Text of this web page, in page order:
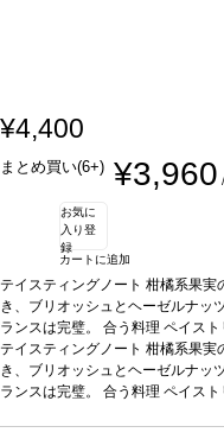
¥4,400
まとめ買い(6+) ¥3,960
お気に
入り登
録
カートに追加
テイスティングノート 柑橘系果実
き、ブリオッシュとヘーゼルナッ
ランスは完璧。 合う料理 ペイスト
ノワール、グルナッシュ・ブラン
テイスティングノート 柑橘系果実
き、ブリオッシュとヘーゼルナッ
ランスは完璧。 合う料理 ペイスト